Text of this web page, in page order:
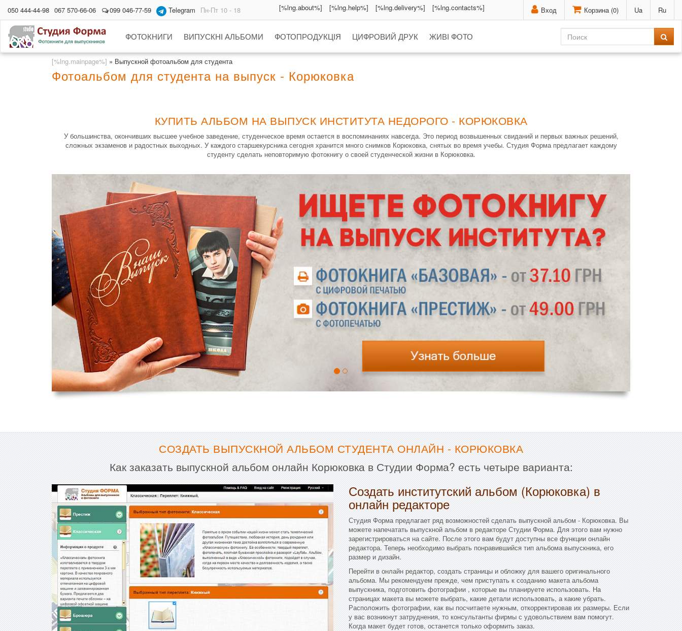
Вход Корзина (0) Ua Ru
050 444-44-98 067 570-66-06 099 046-77-59 Telegram Пн-Пт 10 - 18 [%lng.about%] [%lng.help%] [%lng.delivery%] [%lng.contacts%]
ФОТОКНИГИ ВИПУСКНІ АЛЬБОМИ ФОТОПРОДУКЦІЯ ЦИФРОВИЙ ДРУК ЖИВІ ФОТО
[%lng.mainpage%] » Выпускной фотоальбом для студента
Фотоальбом для студента на выпуск - Корюковка
КУПИТЬ АЛЬБОМ НА ВЫПУСК ИНСТИТУТА НЕДОРОГО - КОРЮКОВКА
У большинства, окончивших высшее учебное заведение, студенческое время остается в воспоминаниях навсегда. Это период возвышенных свиданий и первых важных решений,
сложных экзаменов и радостных выходных. У каждого старшекурсника сегодня хранится много снимков Корюковка, снятых во время учебы. Студия Форма предлагает каждому
студенту сделать неповторимую фотокнигу о своей студенческой жизни в Корюковка.
СОЗДАТЬ ВЫПУСКНОЙ АЛЬБОМ СТУДЕНТА ОНЛАЙН - КОРЮКОВКА
Как заказать выпускной альбом онлайн Корюковка в Студии Форма? есть четыре варианта:
Создать институтский альбом (Корюковка) в
онлайн редакторе
Студия Форма предлагает ряд возможностей сделать выпускной альбом - Корюковка. Вы
можете напечатать выпускной альбом в редакторе Студии Форма. Для этого вам нужно
зарегистрироваться на сайте. После этого вам будут доступны все функции онлайн
редактора. Теперь необходимо выбрать понравившийся тип альбома выпускника, его
размер и дизайн.
Перейти в онлайн редактор, создать страницы и обложку для вашего оригинального
альбома. Мы рекомендуем прежде, чем приступать к созданию макета альбома
выпускника, подготовить фотографии , которые вы планируете использовать. На
страницах макета вы можете выбрать, какие детали использовать, а какие убрать.
Расположить фотографии, как вы посчитаете нужным, откорректировав их размеры. Если
у вас возникнут затруднения, то консультанты фирмы с удовольствием вам помогут.
Когда макет будет готов, останется только оформить заказ.